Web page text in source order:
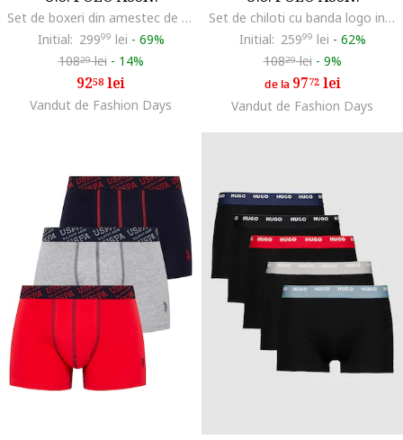
Set de boxeri din amestec de bumbac, cu banda logo in talie - 3 perechi, Bleumarin
Initial: 29999 lei - 69%
10829lei - 14%
9258 lei
Vandut de Fashion Days
Set de chiloti cu banda logo in talie - 3 perechi, Negru
Initial: 25999 lei - 62%
10829lei - 9%
de la 9772lei
Vandut de Fashion Days